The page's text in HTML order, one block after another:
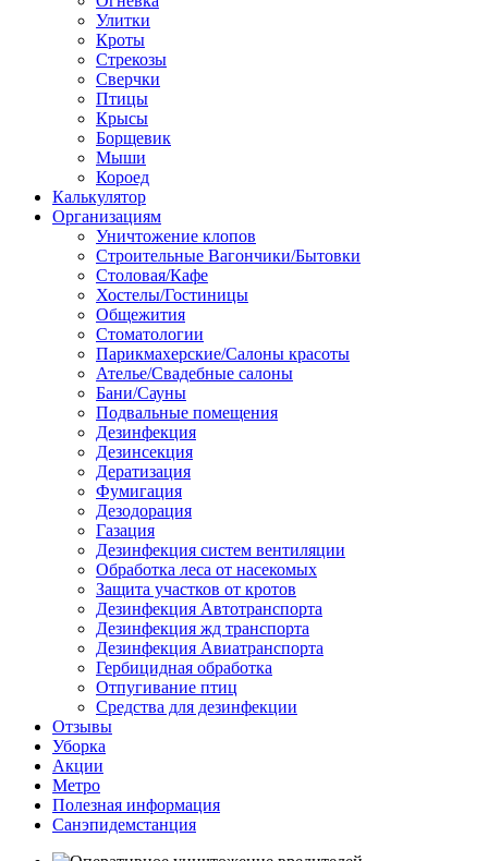
Улитки
Кроты
Стрекозы
Сверчки
Птицы
Крысы
Борщевик
Мыши
Короед
Калькулятор
Организациям
Уничтожение клопов
Строительные Вагончики/Бытовки
Столовая/Кафе
Хостелы/Гостиницы
Общежития
Стоматологии
Парикмахерские/Салоны красоты
Ателье/Свадебные салоны
Бани/Сауны
Подвальные помещения
Дезинфекция
Дезинсекция
Дератизация
Фумигация
Дезодорация
Газация
Дезинфекция систем вентиляции
Обработка леса от насекомых
Защита участков от кротов
Дезинфекция Автотранспорта
Дезинфекция жд транспорта
Дезинфекция Авиатранспорта
Гербицидная обработка
Отпугивание птиц
Средства для дезинфекции
Отзывы
Уборка
Акции
Метро
Полезная информация
Санэпидемстанция